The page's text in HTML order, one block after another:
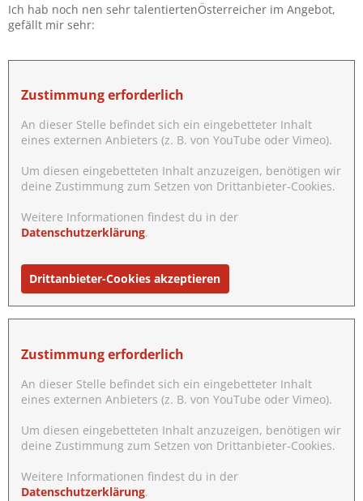
Ich hab noch nen sehr talentiertenÖsterreicher im Angebot,
gefällt mir sehr:
Zustimmung erforderlich
An dieser Stelle befindet sich ein eingebetteter Inhalt
eines externen Anbieters (z. B. von YouTube oder Vimeo).
Um diesen eingebetteten Inhalt anzuzeigen, benötigen wir
deine Zustimmung zum Setzen von Drittanbieter-Cookies.
Weitere Informationen findest du in der
Datenschutzerklärung.
Drittanbieter-Cookies akzeptieren
Zustimmung erforderlich
An dieser Stelle befindet sich ein eingebetteter Inhalt
eines externen Anbieters (z. B. von YouTube oder Vimeo).
Um diesen eingebetteten Inhalt anzuzeigen, benötigen wir
deine Zustimmung zum Setzen von Drittanbieter-Cookies.
Weitere Informationen findest du in der
Datenschutzerklärung.